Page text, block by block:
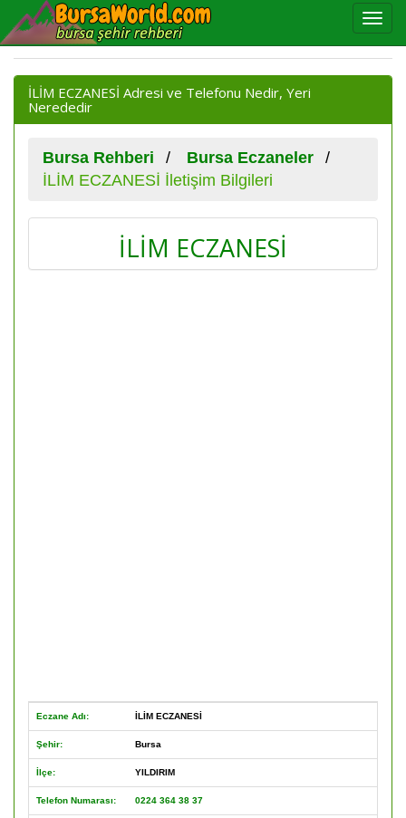
İLİM ECZANESİ Adresi ve Telefonu Nedir, Yeri
Nerededir
Bursa Rehberi
Bursa Eczaneler
İLİM ECZANESİ İletişim Bilgileri
İLİM ECZANESİ
Eczane Adı: İLİM ECZANESİ
Şehir: Bursa
İlçe: YILDIRIM
Telefon Numarası: 0224 364 38 37